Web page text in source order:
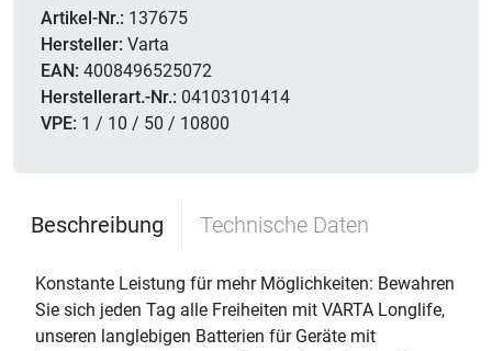
Artikel-Nr.: 137675
Hersteller: Varta
EAN: 4008496525072
Herstellerart.-Nr.: 04103101414
VPE: 1 / 10 / 50 / 10800
Beschreibung Technische Daten
Konstante Leistung für mehr Möglichkeiten: Bewahren
Sie sich jeden Tag alle Freiheiten mit VARTA Longlife,
unseren langlebigen Batterien für Geräte mit